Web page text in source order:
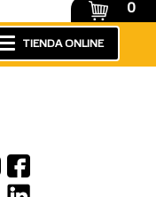
0
TIENDA ONLINE